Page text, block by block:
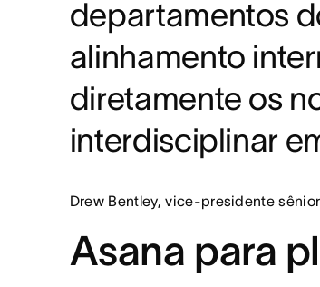
departamentos
alinhamento
diretamente os
interdisciplinar
Drew Bentley, vice-presidente
Asana para